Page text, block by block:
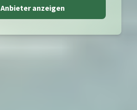
Anbieter anzeigen